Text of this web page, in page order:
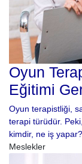
Oyun
Eğitimi
Oyun terapistliği,
terapi türüdür.
kimdir, ne iş yapar?
Meslekler